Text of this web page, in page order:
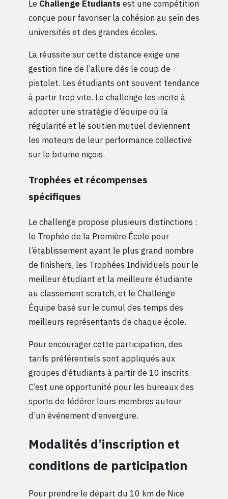
Le Challenge Étudiants est une compétition
conçue pour favoriser la cohésion au sein des
universités et des grandes écoles.
La réussite sur cette distance exige une
gestion fine de l’allure dès le coup de
pistolet. Les étudiants ont souvent tendance
à partir trop vite. Le challenge les incite à
adopter une stratégie d’équipe où la
régularité et le soutien mutuel deviennent
les moteurs de leur performance collective
sur le bitume niçois.
Trophées et récompenses
spécifiques
Le challenge propose plusieurs distinctions :
le Trophée de la Première École pour
l’établissement ayant le plus grand nombre
de finishers, les Trophées Individuels pour le
meilleur étudiant et la meilleure étudiante
au classement scratch, et le Challenge
Équipe basé sur le cumul des temps des
meilleurs représentants de chaque école.
Pour encourager cette participation, des
tarifs préférentiels sont appliqués aux
groupes d’étudiants à partir de 10 inscrits.
C’est une opportunité pour les bureaux des
sports de fédérer leurs membres autour
d’un événement d’envergure.
Modalités d’inscription et
conditions de participation
Pour prendre le départ du 10 km de Nice